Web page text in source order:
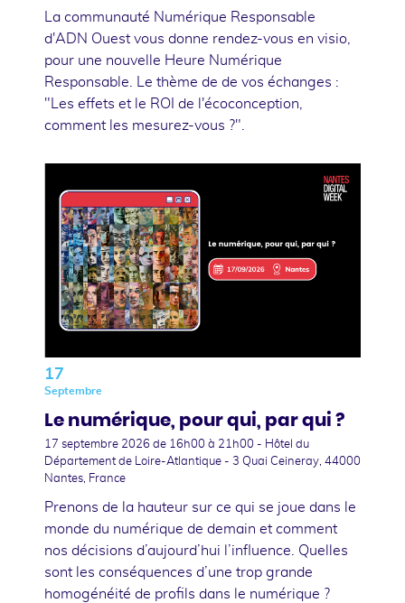
La communauté Numérique Responsable
d'ADN Ouest vous donne rendez-vous en visio,
pour une nouvelle Heure Numérique
Responsable. Le thème de de vos échanges :
"Les effets et le ROI de l'écoconception,
comment les mesurez-vous ?".
17
Septembre
Le numérique, pour qui, par qui ?
17 septembre 2026 de 16h00 à 21h00 - Hôtel du
Département de Loire-Atlantique - 3 Quai Ceineray, 44000
Nantes, France
Prenons de la hauteur sur ce qui se joue dans le
monde du numérique de demain et comment
nos décisions d’aujourd’hui l’influence. Quelles
sont les conséquences d’une trop grande
homogénéité de profils dans le numérique ?